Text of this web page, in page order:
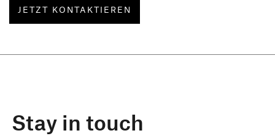
JETZT KONTAKTIEREN
Stay in touch